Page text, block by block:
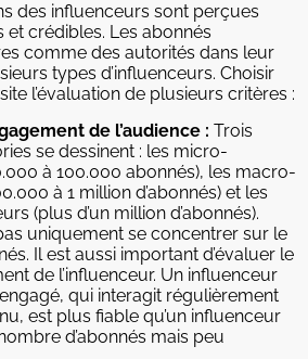
des influenceurs sont perçues
crédibles. Les abonnés
comme des autorités dans leur
types d’influenceurs. Choisir
l’évaluation de plusieurs critères :
de l’audience : Trois
se dessinent : les micro-
à 100.000 abonnés), les macro-
à 1 million d’abonnés) et les
(plus d’un million d’abonnés).
uniquement se concentrer sur le
Il est aussi important d’évaluer le
de l’influenceur. Un influenceur
qui interagit régulièrement
est plus fiable qu’un influenceur
d’abonnés mais peu